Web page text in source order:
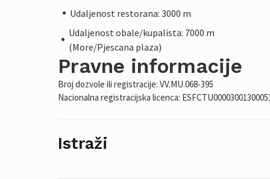
Udaljenost restorana: 3000 m
Udaljenost obale/kupalista: 7000 m
(More/Pjescana plaza)
Pravne informacije
Broj dozvole ili registracije: VV.MU.068-395
Nacionalna registracijska licenca:
Istraži